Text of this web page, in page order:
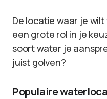
De locatie waar je
een grote rol in je
soort water je
juist golven?
Populaire